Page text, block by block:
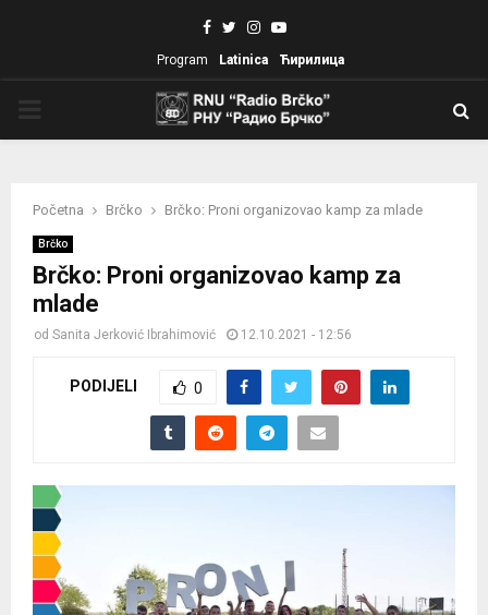
Facebook
TwitterInstagram
Youtube
Program Latinica Ћирилица
Početna Brčko Brčko: Proni organizovao kamp za mlade
Brčko
Brčko: Proni organizovao kamp za
mlade
od Sanita Jerković Ibrahimović 12.10.2021 - 12:56
PODIJELI 0